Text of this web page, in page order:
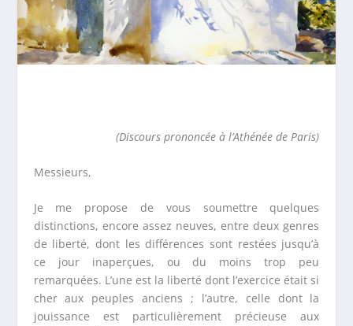
(Discours prononcée à l’Athénée de Paris)
Messieurs,
Je me propose de vous soumettre quelques
distinctions, encore assez neuves, entre deux genres
de liberté, dont les différences sont restées jusqu’à
ce jour inaperçues, ou du moins trop peu
remarquées. L’une est la liberté dont l’exercice était si
cher aux peuples anciens ; l’autre, celle dont la
jouissance est particulièrement précieuse aux